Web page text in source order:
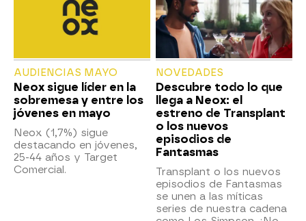
AUDIENCIAS MAYO
Neox sigue líder en la
sobremesa y entre los
jóvenes en mayo
Neox (1,7%) sigue
destacando en jóvenes,
25-44 años y Target
Comercial.
NOVEDADES
Descubre todo lo que
llega a Neox: el
estreno de Transplant
o los nuevos
episodios de
Fantasmas
Transplant o los nuevos
episodios de Fantasmas
se unen a las míticas
series de nuestra cadena